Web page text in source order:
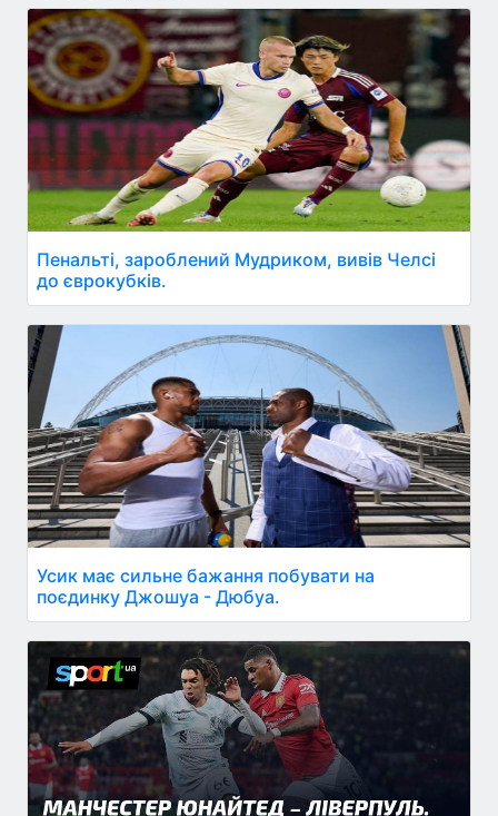
Пенальті, зароблений Мудриком, вивів Челсі
до єврокубків.
Усик має сильне бажання побувати на
поєдинку Джошуа - Дюбуа.